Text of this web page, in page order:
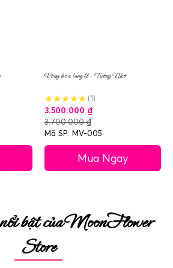
Vòng hoa tang lễ – Tưởng Nhớ
(1)
3.500.000 ₫
3.700.000₫
Mã SP: MV-005
Mua Ngay
bật của MoonFlower
Store